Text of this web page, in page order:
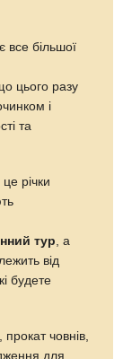
більшої
цього разу
і
та
річки
тур , а
від
будете
човнів,
для